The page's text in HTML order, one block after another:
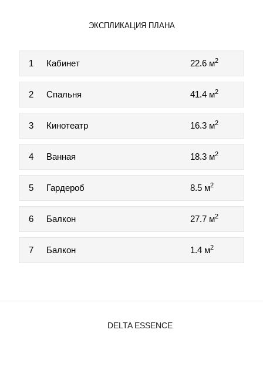
ЭКСПЛИКАЦИЯ ПЛАНА
1 Кабинет 22.6 м2
2 Спальня 41.4 м2
3 Кинотеатр 16.3 м2
4 Ванная 18.3 м2
5 Гардероб 8.5 м2
6 Балкон 27.7 м2
7 Балкон 1.4 м2
DELTA ESSENCE